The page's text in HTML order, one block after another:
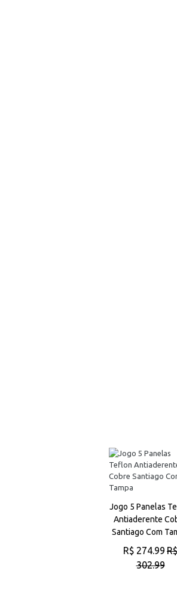
Jogo 5 Panelas
Antiaderente
Santiago Com
R$ 274.99 R$
302.99